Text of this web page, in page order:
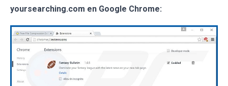
yoursearching.com en Google Chrome: